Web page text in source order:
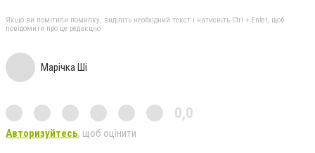
Якщо ви помітили помилку, виділіть необхідний текст і натисніть Ctrl + Enter, щоб
повідомити про це редакцію
Марічка Ші
0,0
Авторизуйтесь, щоб оцінити